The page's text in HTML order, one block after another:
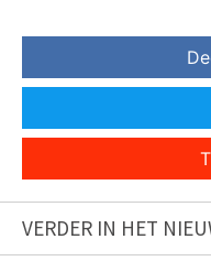
VERDER IN HET